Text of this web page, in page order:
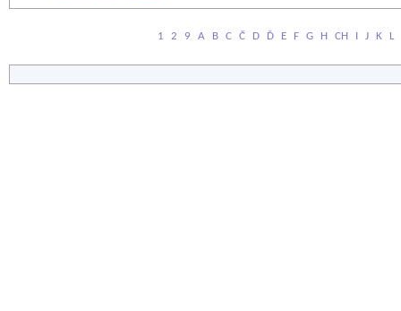
1 2 9 A B C Č D Ď E F G H CH I J K L